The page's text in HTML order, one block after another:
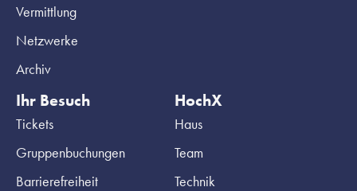
Vermittlung
Netzwerke
Archiv
Ihr Besuch
Tickets
Gruppenbuchungen
Barrierefreiheit
HochX
Haus
Team
Technik